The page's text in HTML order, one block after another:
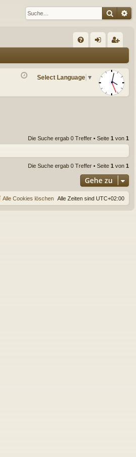
Suche
Q m
el
ist
rie
Select Language ▼
Die Suche ergab 0 Treffer • Seite 1 von 1
Die Suche ergab 0 Treffer • Seite 1 von 1
Gehe zu
Alle Zeiten sind UTC+02:00
Alle Cookies löschen